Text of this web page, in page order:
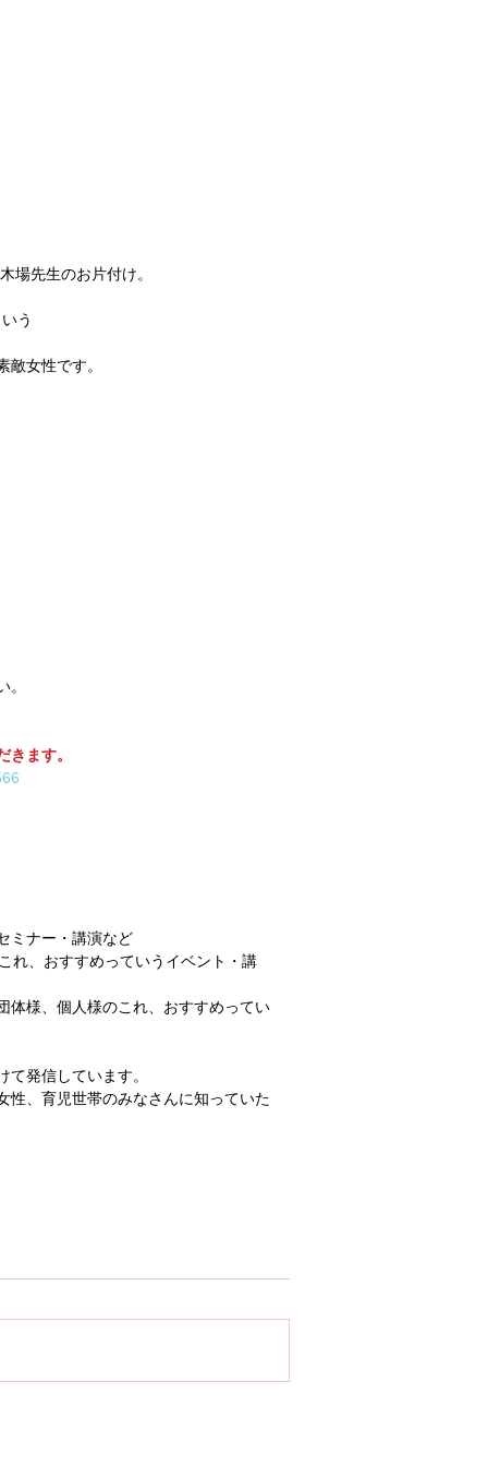
場先生のお片付け。
う
敵女性です。
。
ます。
ミナー・講演など
れ、おすすめっていうイベント・講
体様、個人様のこれ、おすすめってい
て発信しています。
性、育児世帯のみなさんに知っていた